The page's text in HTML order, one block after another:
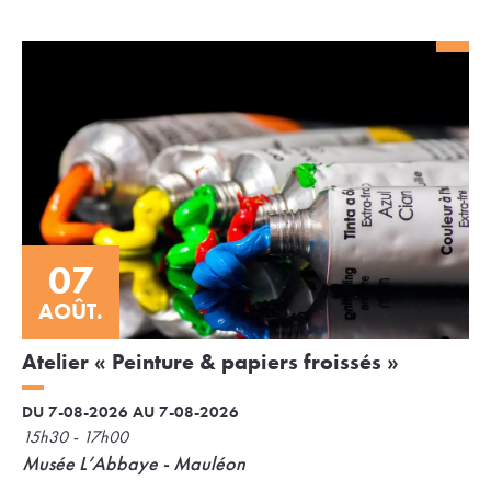
07
AOÛT.
Atelier « Peinture & papiers froissés »
DU 7-08-2026 AU 7-08-2026
15h30 - 17h00
Musée L’Abbaye - Mauléon